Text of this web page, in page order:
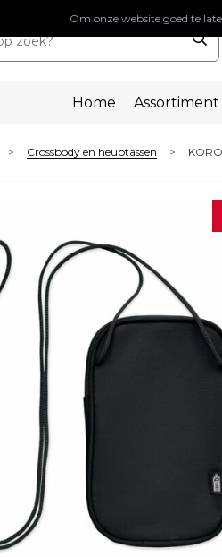
Home Assortiment
> Crossbody en heuptassen >
Om onze website goed te